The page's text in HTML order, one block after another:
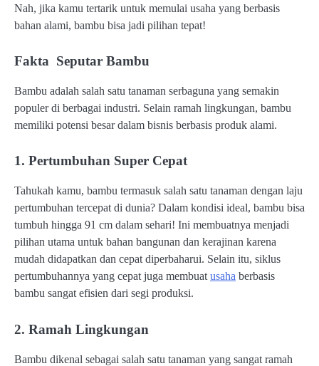
Nah, jika kamu tertarik untuk memulai usaha yang berbasis
bahan alami, bambu bisa jadi pilihan tepat!
Fakta Seputar Bambu
Bambu adalah salah satu tanaman serbaguna yang semakin
populer di berbagai industri. Selain ramah lingkungan, bambu
memiliki potensi besar dalam bisnis berbasis produk alami.
1. Pertumbuhan Super Cepat
Tahukah kamu, bambu termasuk salah satu tanaman dengan laju
pertumbuhan tercepat di dunia? Dalam kondisi ideal, bambu bisa
tumbuh hingga 91 cm dalam sehari! Ini membuatnya menjadi
pilihan utama untuk bahan bangunan dan kerajinan karena
mudah didapatkan dan cepat diperbaharui. Selain itu, siklus
pertumbuhannya yang cepat juga membuatusaha berbasis
bambu sangat efisien dari segi produksi.
2. Ramah Lingkungan
Bambu dikenal sebagai salah satu tanaman yang sangat ramah